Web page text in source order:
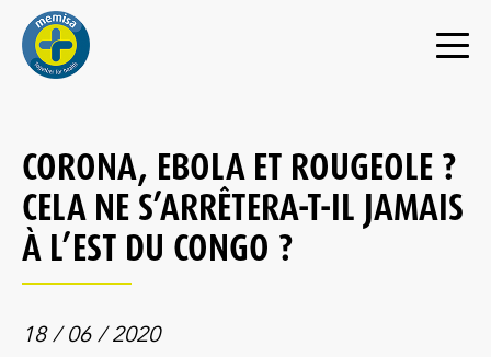
CORONA, EBOLA ET ROUGEOLE ?
CELA NE S’ARRÊTERA-T-IL JAMAIS
À L’EST DU CONGO ?
18 / 06 / 2020